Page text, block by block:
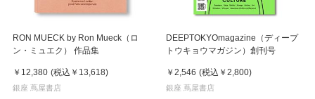
RON MUECK by Ron Mueck（ロ
ン・ミュエク） 作品集
￥12,380 (税込 ￥13,618)
銀座 蔦屋書店
DEEPTOKYOmagazine（ディープ
トウキョウマガジン）創刊号
￥2,546 (税込 ￥2,800)
銀座 蔦屋書店